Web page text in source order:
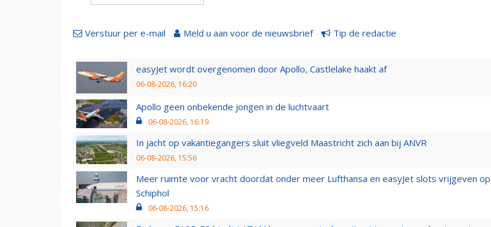
Verstuur per e-mail Meld u aan voor de nieuwsbrief Tip de redactie
easyJet wordt overgenomen door Apollo, Castlelake haakt af
06-08-2026, 16:20
Apollo geen onbekende jongen in de luchtvaart
06-08-2026, 16:19
In jacht op vakantiegangers sluit vliegveld Maastricht zich aan bij ANVR
06-08-2026, 15:56
Meer ruimte voor vracht doordat onder meer Lufthansa en easyJet slots vrijgeven op
Schiphol
06-08-2026, 15:16